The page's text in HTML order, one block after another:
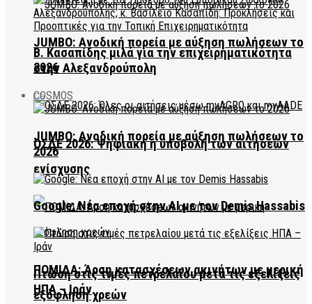
JUMBO: Ανοδική πορεία με αύξηση πωλήσεων το
2026
ΟΣΔΕ 2026: Ψηφιακή η υποβολή των αιτήσεων
ενίσχυσης
ΠΟΜΙΔΑ: Άρση κατασχέσεων ακινήτων με μερική
εξόφληση χρεών
Β. Κασαπίδης μιλά για την επιχειρηματικότητα
στην Αλεξανδρούπολη
COSMOS
JUMBO: Ανοδική πορεία με αύξηση πωλήσεων το
2026
Google: Νέα εποχή στην AI με τον Demis Hassabis
Πτώση στις τιμές πετρελαίου μετά τις εξελίξεις
ΗΠΑ – Ιράν